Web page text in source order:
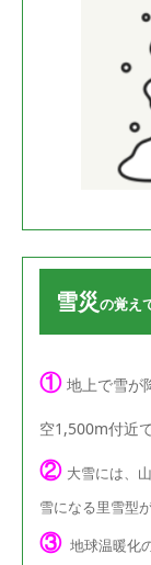
雪災の覚え
① 地上で雪が
空1,500m付近
② 大雪には、
雪になる里雪型が
③ 地球温暖化